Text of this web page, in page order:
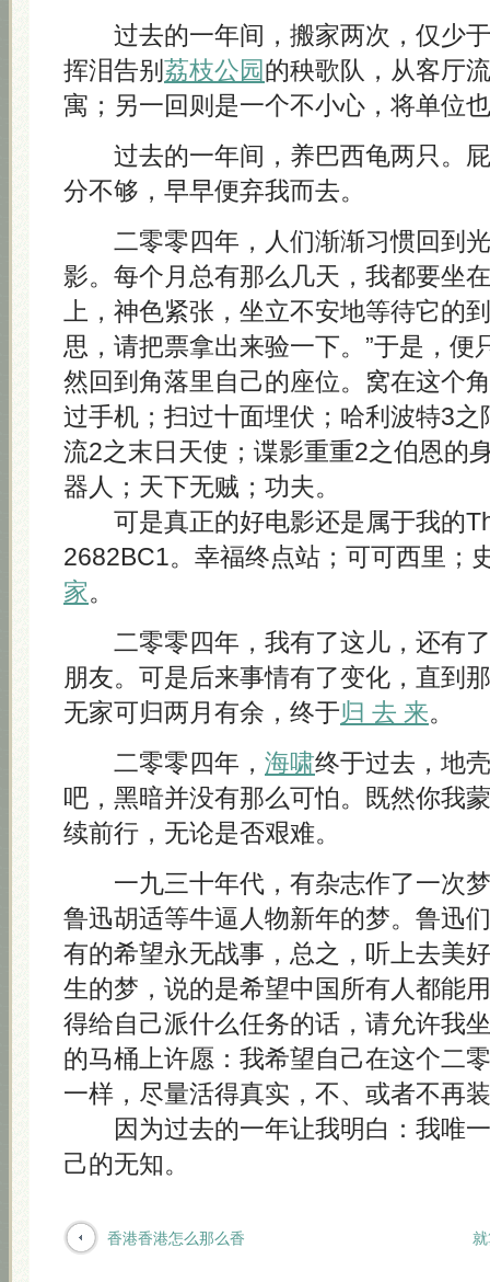
过去的一年间，搬家两次，仅少于
挥泪告别 荔枝公园的秧歌队，从客厅
寓；另一回则是一个不小心，将单位
过去的一年间，养巴西龟两只。屁
分不够，早早便弃我而去。
二零零四年，人们渐渐习惯回到光
影。每个月总有那么几天，我都要坐
上，神色紧张，坐立不安地等待它的
思，请把票拿出来验一下。”于是，便
然回到角落里自己的座位。窝在这个
过手机；扫过十面埋伏；哈利波特3
流2之末日天使；谍影重重2之伯恩的
器人；天下无贼；功夫。
可是真正的好电影还是属于我的
2682BC1。幸福终点站；可可西里；
家。
二零零四年，我有了这儿，还有了
朋友。可是后来事情有了变化，直到
无家可归两月有余，终于归 去 来。
二零零四年， 海啸终于过去，地
吧，黑暗并没有那么可怕。既然你我
续前行，无论是否艰难。
一九三十年代，有杂志作了一次梦
鲁迅胡适等牛逼人物新年的梦。鲁迅
有的希望永无战事，总之，听上去美
生的梦，说的是希望中国所有人都能
得给自己派什么任务的话，请允许我
的马桶上许愿：我希望自己在这个二
一样，尽量活得真实，不、或者不再
因为过去的一年让我明白：我唯一
己的无知。
香港香港怎么那么香